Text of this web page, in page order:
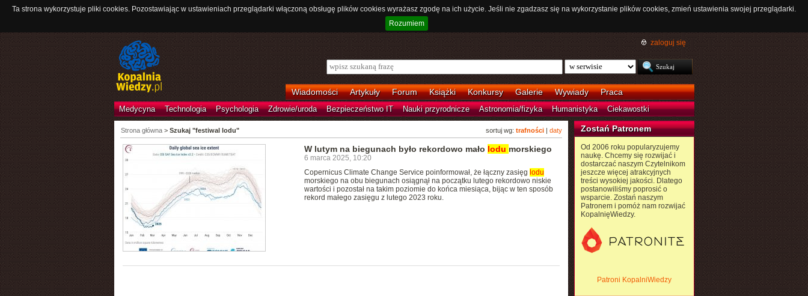
Ta strona wykorzystuje pliki cookies. Pozostawiając w ustawieniach przeglądarki włączoną obsługę plików cookies wyrażasz zgodę na ich użycie. Jeśli nie zgadzasz się na wykorzystanie plików cookies, zmień ustawienia swojej przeglądarki.
Rozumiem
zaloguj się
Wiadomości Artykuły Forum Książki Konkursy Galerie Wywiady Praca
Medycyna Technologia Psychologia Zdrowie/uroda Bezpieczeństwo IT Nauki przyrodnicze Astronomia/fizyka Humanistyka Ciekawostki
sortuj wg: trafności| daty
Strona główna> Szukaj "festiwal lodu"
W lutym na biegunach było rekordowo mało lodu morskiego
6 marca 2025, 10:20
Copernicus Climate Change Service poinformował, że łączny zasięg lodu
morskiego na obu biegunach osiągnął na początku lutego rekordowo niskie
wartości i pozostał na takim poziomie do końca miesiąca, bijąc w ten sposób
rekord małego zasięgu z lutego 2023 roku.
Zostań Patronem
Od 2006 roku popularyzujemy
naukę. Chcemy się rozwijać i
dostarczać naszym Czytelnikom
jeszcze więcej atrakcyjnych
treści wysokiej jakości. Dlatego
postanowiliśmy poprosić o
wsparcie. Zostań naszym
Patronem i pomóż nam rozwijać
KopalnięWiedzy.
Patroni KopalniWiedzy